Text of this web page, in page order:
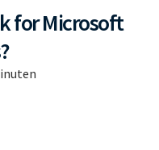
for Microsoft